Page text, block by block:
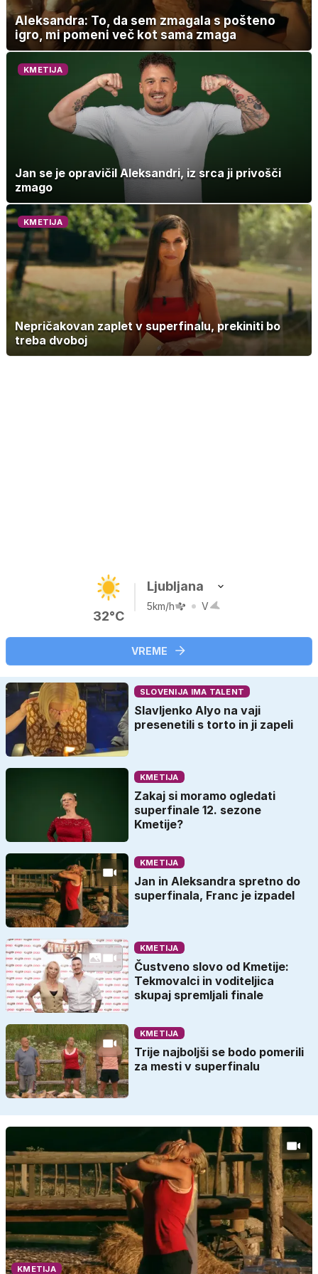
Aleksandra: To, da sem zmagala s pošteno
igro, mi pomeni več kot sama zmaga
KMETIJA
Jan se je opravičil Aleksandri, iz srca ji privošči
zmago
KMETIJA
Nepričakovan zaplet v superfinalu, prekiniti bo
treba dvoboj
32°C
Ljubljana
5km/h V
VREME
SLOVENIJA IMA TALENT
Slavljenko Alyo na vaji
presenetili s torto in ji zapeli
KMETIJA
Zakaj si moramo ogledati
superfinale 12. sezone
Kmetije?
KMETIJA
Jan in Aleksandra spretno do
superfinala, Franc je izpadel
KMETIJA
Čustveno slovo od Kmetije:
Tekmovalci in voditeljica
skupaj spremljali finale
KMETIJA
Trije najboljši se bodo pomerili
za mesti v superfinalu
KMETIJA